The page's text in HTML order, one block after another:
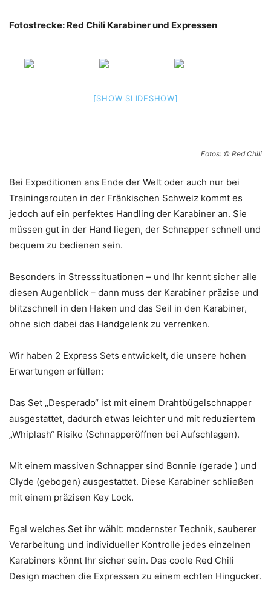
Fotostrecke: Red Chili Karabiner und Expressen
[SHOW SLIDESHOW]
Fotos: © Red Chili
Bei Expeditionen ans Ende der Welt oder auch nur bei
Trainingsrouten in der Fränkischen Schweiz kommt es
jedoch auf ein perfektes Handling der Karabiner an. Sie
müssen gut in der Hand liegen, der Schnapper schnell und
bequem zu bedienen sein.
Besonders in Stresssituationen – und Ihr kennt sicher alle
diesen Augenblick – dann muss der Karabiner präzise und
blitzschnell in den Haken und das Seil in den Karabiner,
ohne sich dabei das Handgelenk zu verrenken.
Wir haben 2 Express Sets entwickelt, die unsere hohen
Erwartungen erfüllen:
Das Set „Desperado“ ist mit einem Drahtbügelschnapper
ausgestattet, dadurch etwas leichter und mit reduziertem
„Whiplash“ Risiko (Schnapperöffnen bei Aufschlagen).
Mit einem massiven Schnapper sind Bonnie (gerade ) und
Clyde (gebogen) ausgestattet. Diese Karabiner schließen
mit einem präzisen Key Lock.
Egal welches Set ihr wählt: modernster Technik, sauberer
Verarbeitung und individueller Kontrolle jedes einzelnen
Karabiners könnt Ihr sicher sein. Das coole Red Chili
Design machen die Expressen zu einem echten Hingucker.